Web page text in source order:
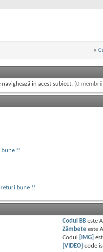
«
în acest subiect. (0
bune !!
bune !!
Codul BB este
Zâmbete este
Codul
[IMG]
[VIDEO] code